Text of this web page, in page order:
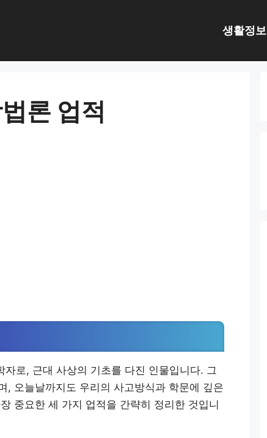
생활정보
론 업적
로, 근대 사상의 기초를 다진 인물입니다. 그
, 오늘날까지도 우리의 사고방식과 학문에 깊은
중요한 세 가지 업적을 간략히 정리한 것입니